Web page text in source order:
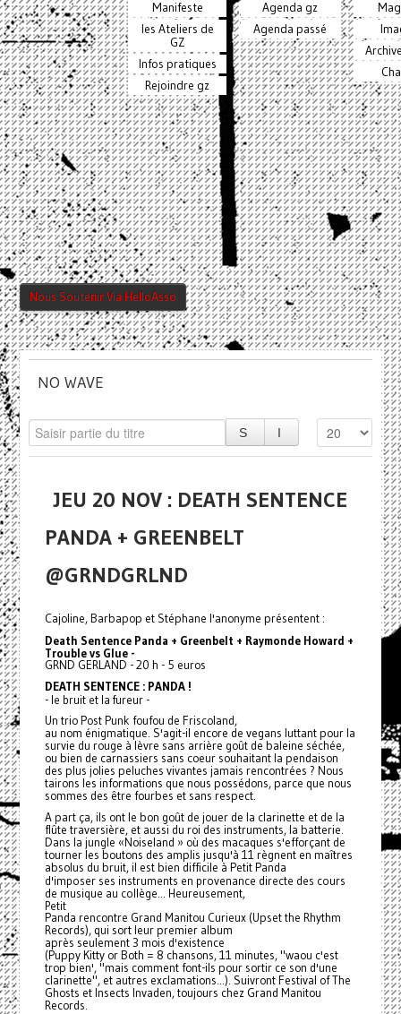
Manifeste
les Ateliers de
GZ
Infos pratiques
Rejoindre gz
Agenda gz
Agenda passé
Nous Soutenir Via HelloAsso
NO WAVE
JEU 20 NOV : DEATH SENTENCE
PANDA + GREENBELT
@GRNDGRLND
Cajoline, Barbapop et Stéphane l'anonyme présentent :
Death Sentence Panda + Greenbelt + Raymonde Howard +
Trouble vs Glue-
GRND GERLAND - 20 h - 5 euros
DEATH SENTENCE : PANDA !
- le bruit et la fureur -
Un trio Post Punk foufou de Friscoland,
au nom énigmatique. S'agit-il encore de vegans luttant pour la
survie du rouge à lèvre sans arrière goût de baleine séchée,
ou bien de carnassiers sans coeur souhaitant la pendaison
des plus jolies peluches vivantes jamais rencontrées ? Nous
tairons les informations que nous possédons, parce que nous
sommes des être fourbes et sans respect.
A part ça, ils ont le bon goût de jouer de la clarinette et de la
flûte traversière, et aussi du roi des instruments, la batterie.
Dans la jungle «Noiseland » où des macaques s'efforçant de
tourner les boutons des amplis jusqu'à 11 règnent en maîtres
absolus du bruit, il est bien difficile à PetitPanda
d'imposer ses instruments en provenance directe des cours
de musique au collège... Heureusement,
Petit
Panda rencontre Grand Manitou Curieux (Upset the Rhythm
Records), qui sort leur premier album
après seulement 3 mois d'existence
(Puppy Kitty or Both = 8 chansons, 11 minutes, "waou c'est
trop bien', "mais comment font-ils pour sortir ce son d'une
clarinette", et autres exclamations...). Suivront Festival of The
Ghosts et Insects Invaden, toujours chez Grand Manitou
Records.